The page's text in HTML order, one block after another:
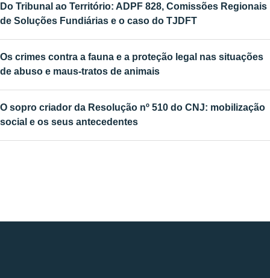
Do Tribunal ao Território: ADPF 828, Comissões Regionais
de Soluções Fundiárias e o caso do TJDFT
Os crimes contra a fauna e a proteção legal nas situações
de abuso e maus-tratos de animais
O sopro criador da Resolução nº 510 do CNJ: mobilização
social e os seus antecedentes